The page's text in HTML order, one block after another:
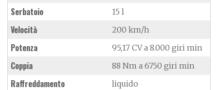
Serbatoio 15 l
Velocità 200 km/h
Potenza 95,17 CV a 8.000 giri min
Coppia 88 Nm a 6750 giri min
Raffreddamento liquido